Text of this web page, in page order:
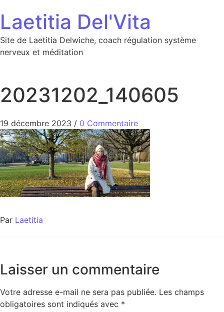
Laetitia Del'Vita
Site de Laetitia Delwiche, coach régulation système
nerveux et méditation
20231202_140605
19 décembre 2023 / 0 Commentaire
Par Laetitia
Laisser un commentaire
Votre adresse e-mail ne sera pas publiée. Les champs
obligatoires sont indiqués avec *